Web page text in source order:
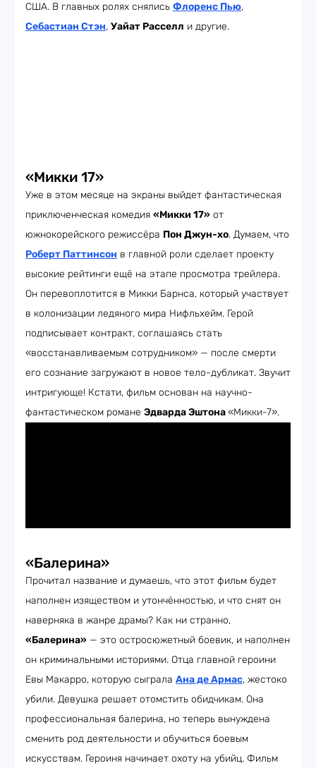
США. В главных ролях снялись Флоренс Пью,
Себастиан Стэн, Уайат Расселл и другие.
«Микки 17»
Уже в этом месяце на экраны выйдет фантастическая
приключенческая комедия «Микки 17» от
южнокорейского режиссёра Пон Джун-хо. Думаем, что
Роберт Паттинсон в главной роли сделает проекту
высокие рейтинги ещё на этапе просмотра трейлера.
Он перевоплотится в Микки Барнса, который участвует
в колонизации ледяного мира Нифльхейм. Герой
подписывает контракт, соглашаясь стать
«восстанавливаемым сотрудником» — после смерти
его сознание загружают в новое тело-дубликат. Звучит
интригующе! Кстати, фильм основан на научно-
фантастическом романе Эдварда Эштона«Микки-7».
«Балерина»
Прочитал название и думаешь, что этот фильм будет
наполнен изяществом и утончённостью, и что снят он
наверняка в жанре драмы? Как ни странно,
«Балерина» — это остросюжетный боевик, и наполнен
он криминальными историями. Отца главной героини
Евы Макарро, которую сыграла Ана де Армас, жестоко
убили. Девушка решает отомстить обидчикам. Она
профессиональная балерина, но теперь вынуждена
сменить род деятельности и обучиться боевым
искусствам. Героиня начинает охоту на убийц. Фильм